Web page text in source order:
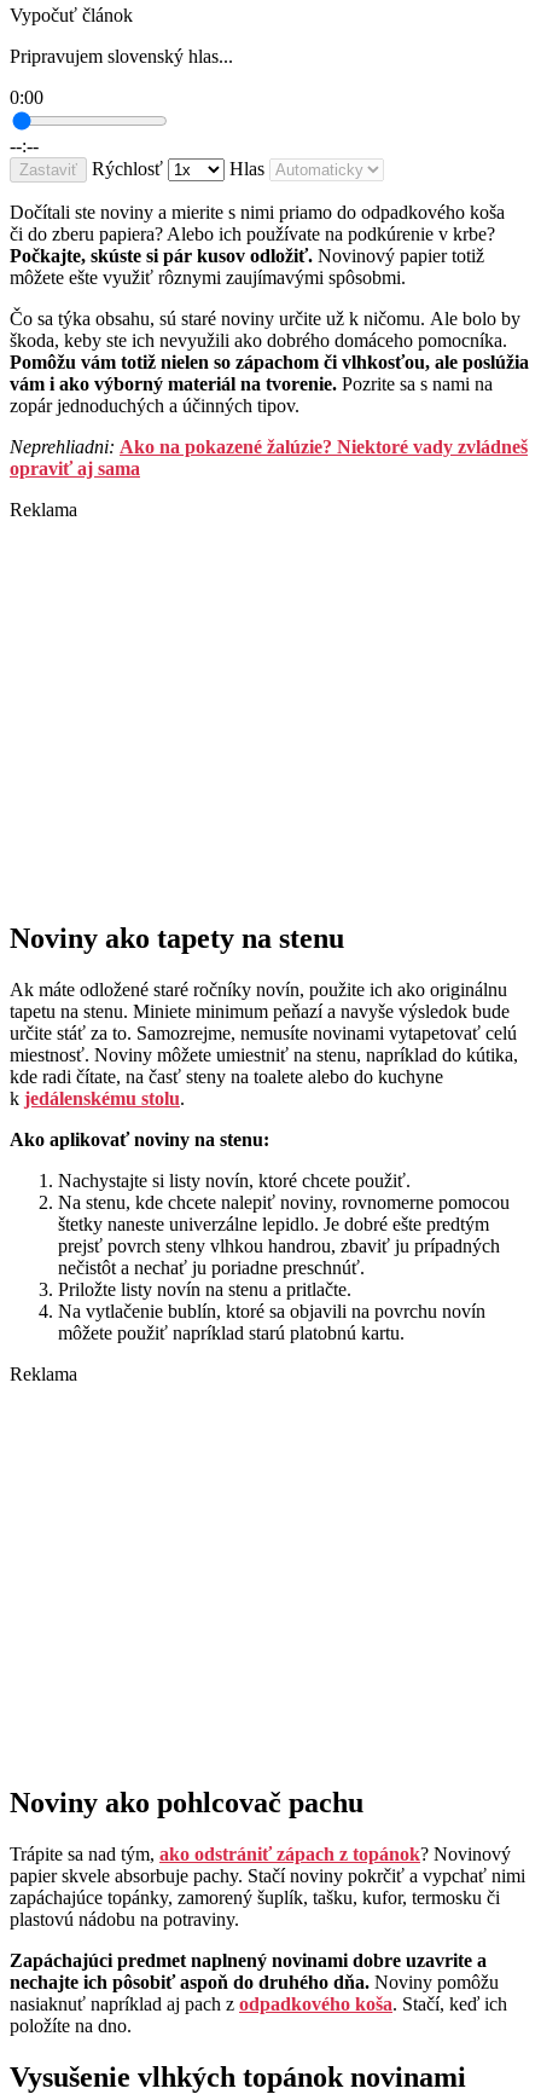
Vypočuť článok
Pripravujem slovenský hlas...
0:00
--:--
Zastaviť Rýchlosť Hlas
Dočítali ste noviny a mierite s nimi priamo do odpadkového koša
či do zberu papiera? Alebo ich používate na podkúrenie v krbe?
Počkajte, skúste si pár kusov odložiť. Novinový papier totiž
môžete ešte využiť rôznymi zaujímavými spôsobmi.
Čo sa týka obsahu, sú staré noviny určite už k ničomu. Ale bolo by
škoda, keby ste ich nevyužili ako dobrého domáceho pomocníka.
Pomôžu vám totiž nielen so zápachom či vlhkosťou, ale poslúžia
vám i ako výborný materiál na tvorenie. Pozrite sa s nami na
zopár jednoduchých a účinných tipov.
Neprehliadni: Ako na pokazené žalúzie? Niektoré vady zvládneš
opraviť aj sama
Reklama
Noviny ako tapety na stenu
Ak máte odložené staré ročníky novín, použite ich ako originálnu
tapetu na stenu. Miniete minimum peňazí a navyše výsledok bude
určite stáť za to. Samozrejme, nemusíte novinami vytapetovať celú
miestnosť. Noviny môžete umiestniť na stenu, napríklad do kútika,
kde radi čítate, na časť steny na toalete alebo do kuchyne
k jedálenskému stolu.
Ako aplikovať noviny na stenu:
Nachystajte si listy novín, ktoré chcete použiť.
Na stenu, kde chcete nalepiť noviny, rovnomerne pomocou
štetky naneste univerzálne lepidlo. Je dobré ešte predtým
prejsť povrch steny vlhkou handrou, zbaviť ju prípadných
nečistôt a nechať ju poriadne preschnúť.
Priložte listy novín na stenu a pritlačte.
Na vytlačenie bublín, ktoré sa objavili na povrchu novín
môžete použiť napríklad starú platobnú kartu.
Reklama
Noviny ako pohlcovač pachu
Trápite sa nad tým, ako odstrániť zápach z topánok? Novinový
papier skvele absorbuje pachy. Stačí noviny pokrčiť a vypchať nimi
zapáchajúce topánky, zamorený šuplík, tašku, kufor, termosku či
plastovú nádobu na potraviny.
Zapáchajúci predmet naplnený novinami dobre uzavrite a
nechajte ich pôsobiť aspoň do druhého dňa. Noviny pomôžu
nasiaknuť napríklad aj pach z odpadkového koša. Stačí, keď ich
položíte na dno.
Vysušenie vlhkých topánok novinami